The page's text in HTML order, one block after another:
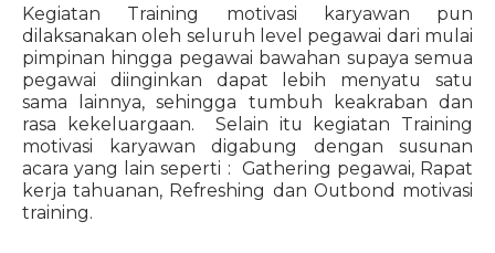
Kegiatan Training motivasi karyawan pun
dilaksanakan oleh seluruh level pegawai dari mulai
pimpinan hingga pegawai bawahan supaya semua
pegawai diinginkan dapat lebih menyatu satu
sama lainnya, sehingga tumbuh keakraban dan
rasa kekeluargaan. Selain itu kegiatan Training
motivasi karyawan digabung dengan susunan
acara yang lain seperti : Gathering pegawai, Rapat
kerja tahuanan, Refreshing dan Outbond motivasi
training.